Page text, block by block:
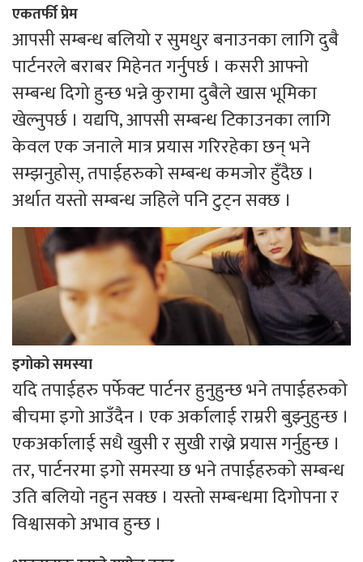
एकतर्फी प्रेम
आपसी सम्बन्ध बलियो र सुमधुर बनाउनका लागि दुबै
पार्टनरले बराबर मिहेनत गर्नुपर्छ । कसरी आफ्नो
सम्बन्ध दिगो हुन्छ भन्ने कुरामा दुबैले खास भूमिका
खेल्नुपर्छ । यद्यपि, आपसी सम्बन्ध टिकाउनका लागि
केवल एक जनाले मात्र प्रयास गरिरहेका छन् भने
सम्झनुहोस्, तपाईहरुको सम्बन्ध कमजोर हुँदैछ ।
अर्थात यस्तो सम्बन्ध जहिले पनि टुट्न सक्छ ।
इगोको समस्या
यदि तपाईहरु पर्फेक्ट पार्टनर हुनुहुन्छ भने तपाईहरुको
बीचमा इगो आउँदैन । एक अर्कालाई राम्ररी बुझ्नुहुन्छ ।
एकअर्कालाई सधै खुसी र सुखी राख्ने प्रयास गर्नुहुन्छ ।
तर, पार्टनरमा इगो समस्या छ भने तपाईहरुको सम्बन्ध
उति बलियो नहुन सक्छ । यस्तो सम्बन्धमा दिगोपना र
विश्वासको अभाव हुन्छ ।